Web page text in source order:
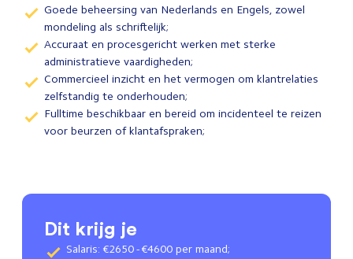
Goede beheersing van Nederlands en Engels, zowel
mondeling als schriftelijk;
Accuraat en procesgericht werken met sterke
administratieve vaardigheden;
Commercieel inzicht en het vermogen om klantrelaties
zelfstandig te onderhouden;
Fulltime beschikbaar en bereid om incidenteel te reizen
voor beurzen of klantafspraken;
Dit krijg je
Salaris: €2650 - €4600 per maand;